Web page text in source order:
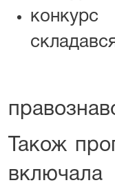
конкурс
2-й
Також